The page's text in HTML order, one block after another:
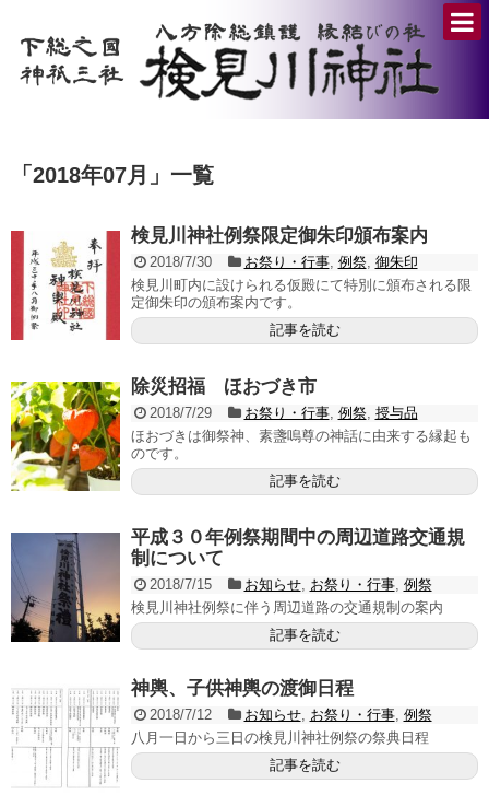
「 2018年07月 」 一覧
検見川神社例祭限定御朱印頒布案内
2018/7/30 お祭り・行事, 例祭, 御朱印
検見川町内に設けられる仮殿にて特別に頒布される限
定御朱印の頒布案内です。
記事を読む
除災招福 ほおづき市
2018/7/29 お祭り・行事, 例祭, 授与品
ほおづきは御祭神、素盞嗚尊の神話に由来する縁起も
のです。
記事を読む
平成３０年例祭期間中の周辺道路交通規
制について
2018/7/15 お知らせ, お祭り・行事, 例祭
検見川神社例祭に伴う周辺道路の交通規制の案内
記事を読む
神輿、子供神輿の渡御日程
2018/7/12 お知らせ, お祭り・行事, 例祭
八月一日から三日の検見川神社例祭の祭典日程
記事を読む